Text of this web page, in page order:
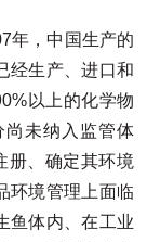
年，中国生产的
经生产、进口和
以上的化学物
尚未纳入监管体
册、确定其环境
环境管理上面临
鱼体内、在工业